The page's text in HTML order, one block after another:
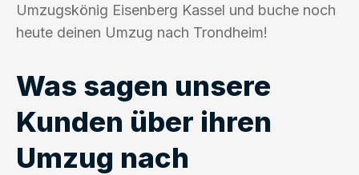
Umzugskönig Eisenberg Kassel und buche noch
heute deinen Umzug nach Trondheim!
Was sagen unsere
Kunden über ihren
Umzug nach